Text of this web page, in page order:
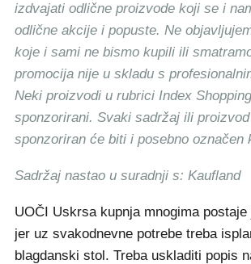
izdvajati odlične proizvode koji se i
odlične akcije i popuste. Ne
koje i sami ne bismo kupili ili
promocija nije u skladu s
Neki proizvodi u rubrici Index
sponzorirani. Svaki sadržaj ili
sponzoriran će biti i posebno označen
Sadržaj nastao u suradnji s: Kaufland
UOČI Uskrsa kupnja mnogima
jer uz svakodnevne potrebe treba
blagdanski stol. Treba uskladiti popis